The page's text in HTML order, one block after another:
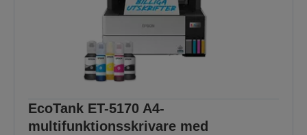
EcoTank ET-5170 A4-
multifunktionsskrivare med